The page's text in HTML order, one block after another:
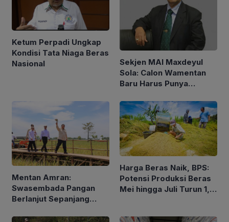
Ketum Perpadi Ungkap
Kondisi Tata Niaga Beras
Nasional
Sekjen MAI Maxdeyul
Sola: Calon Wamentan
Baru Harus Punya
Holistik
Mentan Amran:
Swasembada Pangan
Berlanjut Sepanjang
Harga Beras Naik, BPS:
Potensi Produksi Beras
Mei hingga Juli Turun 1,16